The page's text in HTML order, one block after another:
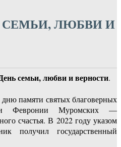
СЕМЬИ, ЛЮБВИ И
семьи, любви и верности.
памяти святых благоверных
Февронии Муромских —
счастья. В 2022 году указом
получил государственный